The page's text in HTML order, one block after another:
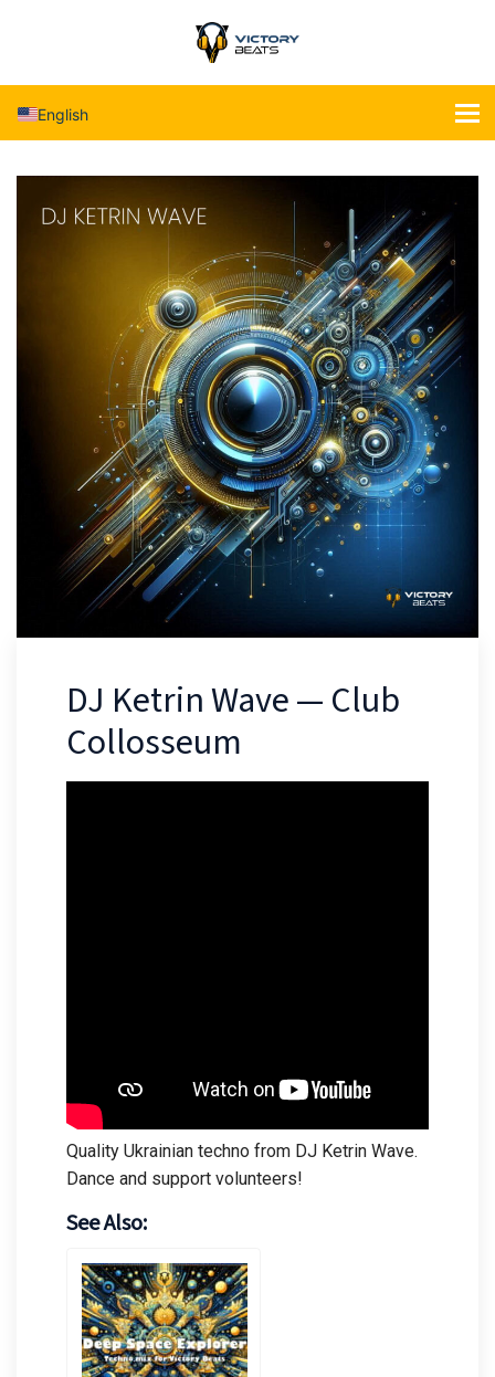
English
DJ Ketrin Wave — Club
Collosseum
Quality Ukrainian techno from DJ Ketrin Wave.
Dance and support volunteers!
See Also: